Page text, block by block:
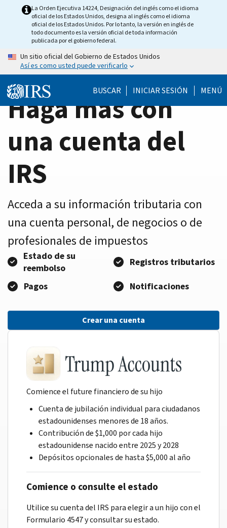
HomeLa Orden Ejecutiva 14224, Designación del inglés como el idioma
oficial de los Estados Unidos, designa al inglés como el idioma
oficial de los Estados Unidos. Por lo tanto, la versión en inglés de
todo documento es la versión oficial de toda información
publicada por el gobierno federal.
Un sitio oficial del Gobierno de Estados Unidos
Así es como usted puede verificarlo
BUSCAR INICIAR SESIÓN MENÚ
Haga más con
una cuenta del
IRS
Acceda a su información tributaria con
una cuenta personal, de negocios o de
profesionales de impuestos
Estado de su
reembolso
Registros tributarios
Pagos
Notificaciones
Crear una cuenta
Comience el future financiero de su hijo
Cuenta de jubilación individual para ciudadanos
estadounidenses menores de 18 años.
Contribución de $1,000 por cada hijo
estadounidense nacido entre 2025 y 2028
Depósitos opcionales de hasta $5,000 al año
Comience o consulte el estado
Utilice su cuenta del IRS para elegir a un hijo con el
Formulario 4547 y consultar su estado.